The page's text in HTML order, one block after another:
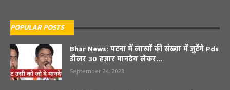
POPULAR POSTS
Bhar News: पटना में लाखों की संख्या में जुटेंगे Pds
डीलर 30 हज़ार मानदेय लेकर...
September 24, 2023